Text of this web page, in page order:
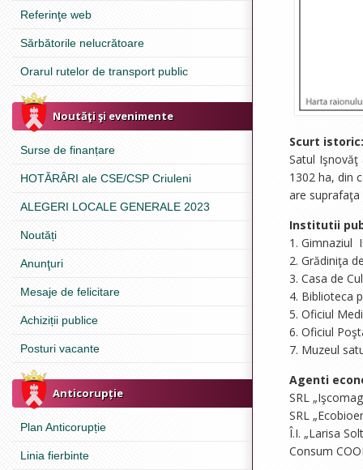
Referinţe web
Sărbătorile nelucrătoare
Orarul rutelor de transport public
Noutăţi şi evenimente
Surse de finanțare
HOTĂRÂRI ale CSE/CSP Criuleni
ALEGERI LOCALE GENERALE 2023
Noutăți
Anunţuri
Mesaje de felicitare
Achiziții publice
Posturi vacante
Anticorupție
Plan Anticorupție
Linia fierbinte
Scurt istoric:
Satul
1302 ha, din
are suprafaţa
Institutii
1. Gimnaziul
2. Grădiniţa
3. Casa de
4. Biblioteca
5. Oficiul
6. Oficiul
7. Muzeul
Agenti
SRL
SRL
Î.I. „Larisa
Consum